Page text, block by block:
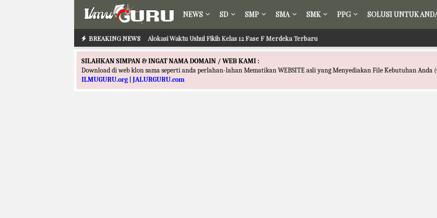
NEWS SD SMP SMA SMK PPG SOLUSI UNTUK
BREAKING NEWS Alokasi Waktu Ushul Fikih Kelas 12 Fase F Merdeka Terbaru
SILAHKAN SIMPAN & INGAT NAMA DOMAIN / WEB KAMI :
Download di web klon sama seperti anda perlahan-lahan Mematikan WEBSITE asli yang Menyediakan File Kebutuhan Anda
ILMUGURU.org | JALURGURU.com